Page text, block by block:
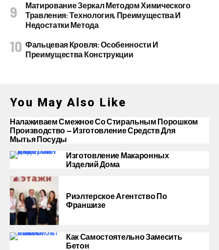
Матирование Зеркал Методом Химического
Травления: Технология, Преимущества И
Недостатки Метода
Фальцевая Кровля: Особенности И
Преимущества Конструкции
You May Also Like
Налаживаем Смежное Со Стиральным Порошком
Производство — Изготовление Средств Для
Мытья Посуды
Изготовление Макаронных
Изделий Дома
Риэлтерское Агентство По
Франшизе
Как Самостоятельно Замесить
Бетон